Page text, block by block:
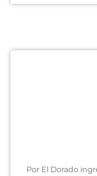
Por El Dorado